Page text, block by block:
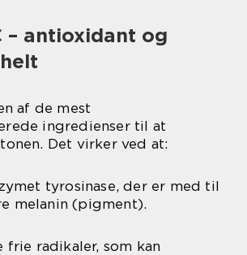
– antioxidant og
af de mest
ingredienser til at
Det virker ved at:
tyrosinase, der er med til
melanin (pigment).
frie radikaler, som kan